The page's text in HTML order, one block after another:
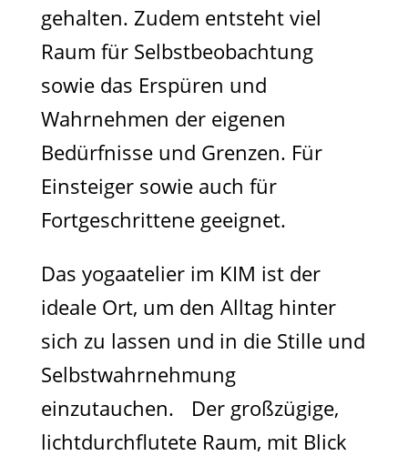
gehalten. Zudem entsteht viel
Raum für Selbstbeobachtung
sowie das Erspüren und
Wahrnehmen der eigenen
Bedürfnisse und Grenzen. Für
Einsteiger sowie auch für
Fortgeschrittene geeignet.
Das yogaatelier im KIM ist der
ideale Ort, um den Alltag hinter
sich zu lassen und in die Stille und
Selbstwahrnehmung
einzutauchen. Der großzügige,
lichtdurchflutete Raum, mit Blick